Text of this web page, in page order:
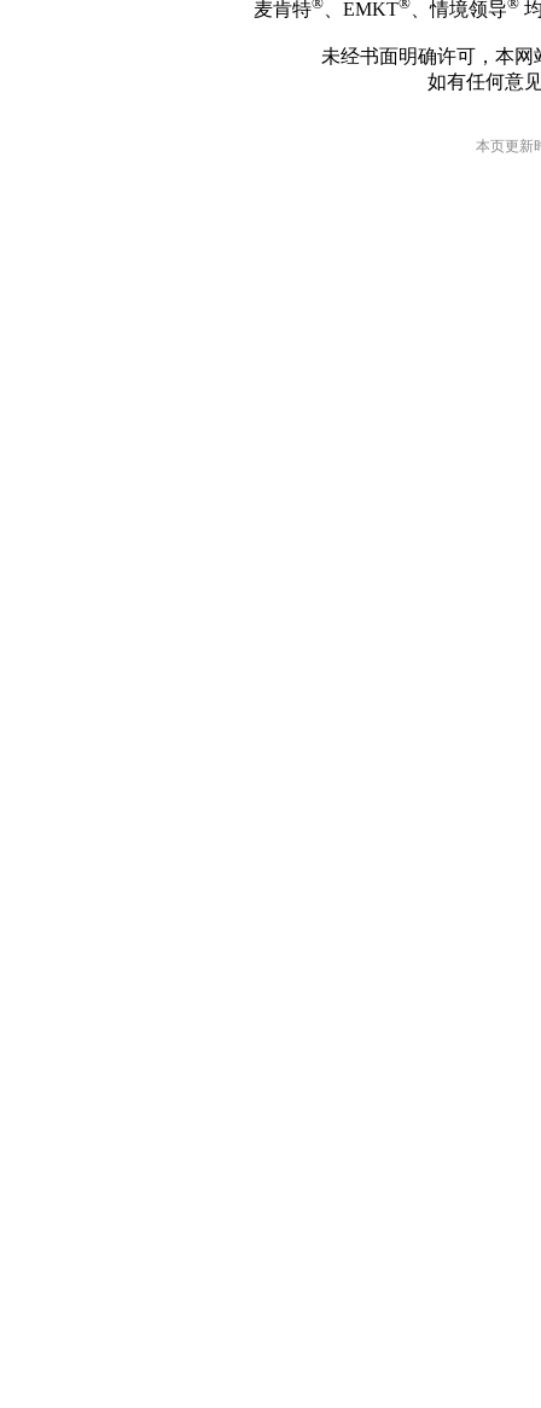
麦肯特 、EMKT 、情境领导
未经书面明确许可，本
如有任何意
本页更新